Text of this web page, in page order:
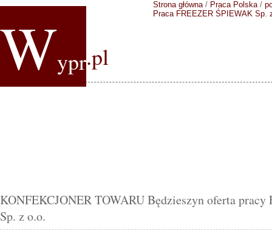
Wypr.pl
Strona główna/ Praca Polska/
Praca FREEZER ŚPIEWAK Sp.
KONFEKCJONER TOWARU Będzieszyn oferta
Sp. z o.o.